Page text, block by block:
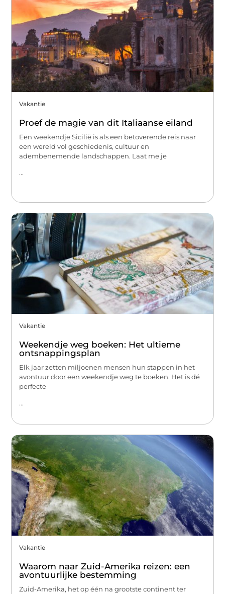
Vakantie
Proef de magie van dit Italiaanse eiland
Een weekendje Sicilië is als een betoverende reis naar
een wereld vol geschiedenis, cultuur en
adembenemende landschappen. Laat me je
...
Vakantie
Weekendje weg boeken: Het ultieme
ontsnappingsplan
Elk jaar zetten miljoenen mensen hun stappen in het
avontuur door een weekendje weg te boeken. Het is dé
perfecte
...
Vakantie
Waarom naar Zuid-Amerika reizen: een
avontuurlijke bestemming
Zuid-Amerika, het op één na grootste continent ter